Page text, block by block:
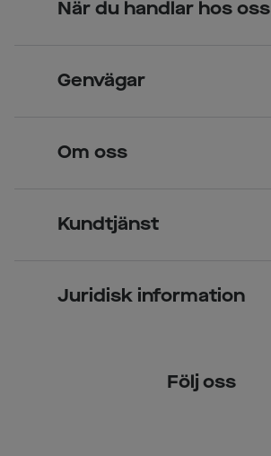
När du handlar hos oss
Över 70 butiker
Genvägar
Kontaktlinser
Om oss
Kundtjänst
Juridisk information
Följ oss